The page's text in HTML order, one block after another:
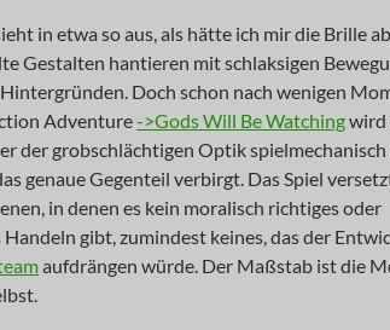
in etwa so aus, als hätte ich mir die Brille
Gestalten hantieren mit schlaksigen
Doch schon nach wenigen
Adventure->Gods Will Be Watchingwird
der grobschlächtigen Optik spielmechanisch
genaue Gegenteil verbirgt. Das Spiel
in denen es kein moralisch richtiges oder
gibt, zumindest keines, das der
aufdrängen würde. Der Maßstab ist die